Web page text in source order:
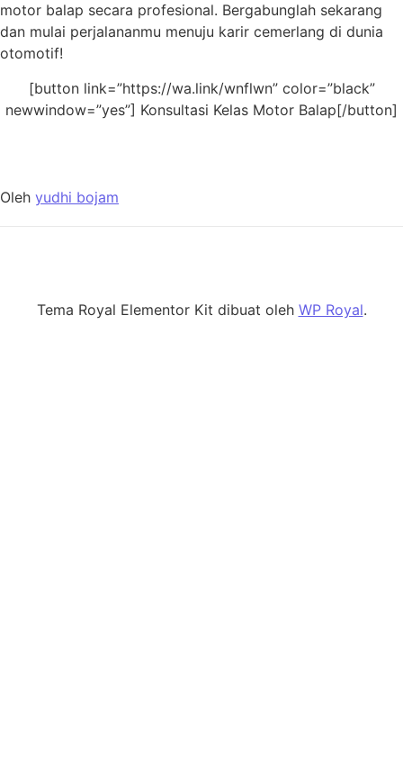
motor balap secara profesional. Bergabunglah sekarang
dan mulai perjalananmu menuju karir cemerlang di dunia
otomotif!
[button link=”https://wa.link/wnflwn” color=”black”
newwindow=”yes”] Konsultasi Kelas Motor Balap[/button]
Oleh yudhi bojam
Tema Royal Elementor Kit dibuat oleh WP Royal.